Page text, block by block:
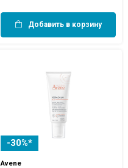
Добавить в корзину
-30%*
Avene